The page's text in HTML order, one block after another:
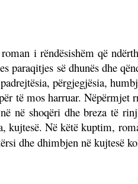
i rëndësishëm që
së dhunës dhe
përgjegjësia,
të mos harruar.
në shoqëri dhe breza
Në këtë kuptim,
dhe dhimbjen në kujtesë